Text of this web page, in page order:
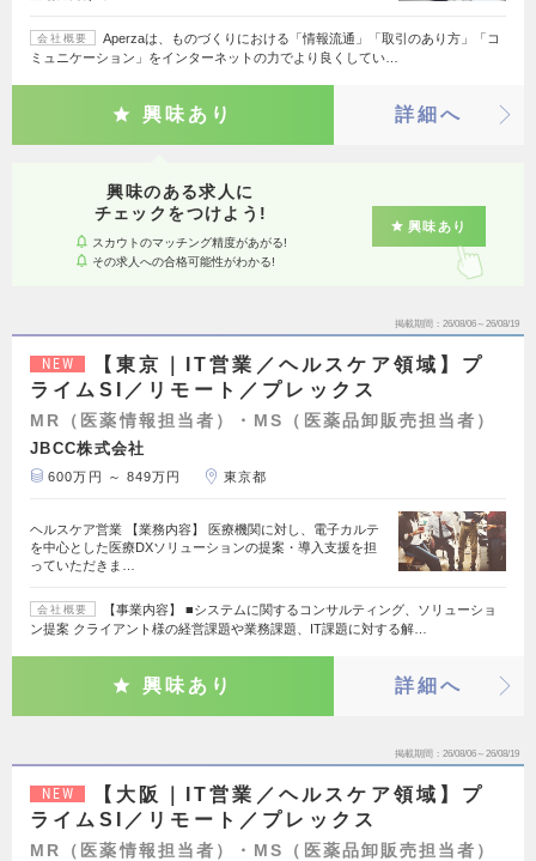
会社概要
Aperzaは、ものづくりにおける「情報流通」「取引のあり方」「コ
ミュニケーション」をインターネットの力でより良くしてい…
興味あり 詳細へ
興味のある求人に
チェックをつけよう!
スカウトのマッチング精度があがる!
その求人への合格可能性がわかる!
興味あり
掲載期間 26/08/06～26/08/19
NEW
【東京｜IT営業／ヘルスケア領域】プ
ライムSI／リモート／プレックス
MR（医薬情報担当者）・MS（医薬品卸販売担当者）
JBCC株式会社
600万円 ～ 849万円 東京都
ヘルスケア営業 【業務内容】 医療機関に対し、電子カルテ
を中心とした医療DXソリューションの提案・導入支援を担
っていただきま…
会社概要
【事業内容】 ■システムに関するコンサルティング、ソリューショ
ン提案 クライアント様の経営課題や業務課題、IT課題に対する解…
興味あり 詳細へ
掲載期間 26/08/06～26/08/19
NEW
【大阪｜IT営業／ヘルスケア領域】プ
ライムSI／リモート／プレックス
MR（医薬情報担当者）・MS（医薬品卸販売担当者）